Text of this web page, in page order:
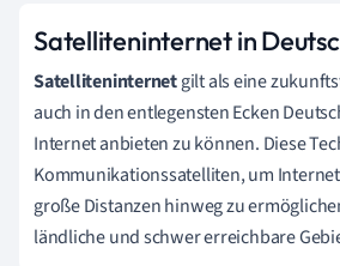
Satelliteninternet in
Satelliteninternetgilt als eine
auch in den entlegensten Ecken
Internet anbieten zu können. Diese
Kommunikationssatelliten, um
große Distanzen hinweg zu
ländliche und schwer erreichbare